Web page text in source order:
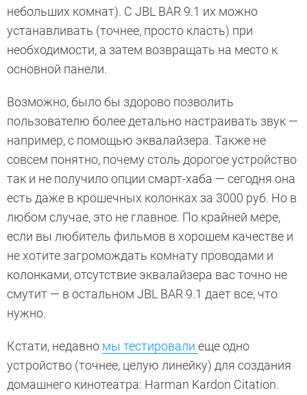
небольших комнат). С JBL BAR 9.1 их можно
устанавливать (точнее, просто класть) при
необходимости, а затем возвращать на место к
основной панели.
Возможно, было бы здорово позволить
пользователю более детально настраивать звук —
например, с помощью эквалайзера. Также не
совсем понятно, почему столь дорогое устройство
так и не получило опции смарт-хаба — сегодня она
есть даже в крошечных колонках за 3000 руб. Но в
любом случае, это не главное. По крайней мере,
если вы любитель фильмов в хорошем качестве и
не хотите загромождать комнату проводами и
колонками, отсутствие эквалайзера вас точно не
смутит — в остальном JBL BAR 9.1 дает все, что
нужно.
Кстати, недавно мы тестировали еще одно
устройство (точнее, целую линейку) для создания
домашнего кинотеатра: Harman Kardon Citation.